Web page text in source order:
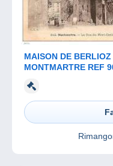
MAISON DE
MONTMARTRE REF